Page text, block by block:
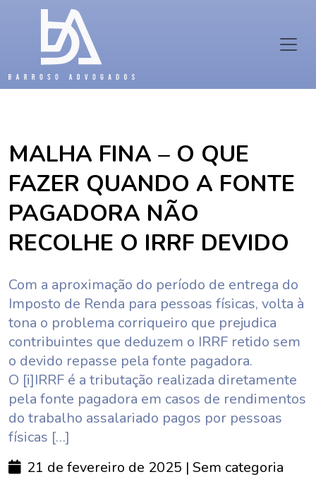
MALHA FINA – O QUE
FAZER QUANDO A FONTE
PAGADORA NÃO
RECOLHE O IRRF DEVIDO
Com a aproximação do período de entrega do
Imposto de Renda para pessoas físicas, volta à
tona o problema corriqueiro que prejudica
contribuintes que deduzem o IRRF retido sem
o devido repasse pela fonte pagadora.
O [i]IRRF é a tributação realizada diretamente
pela fonte pagadora em casos de rendimentos
do trabalho assalariado pagos por pessoas
físicas […]
21 de fevereiro de 2025 | Sem categoria